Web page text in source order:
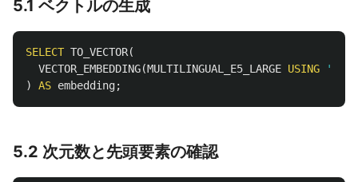
5.1 ベクトルの生成
SELECT TO_VECTOR(
VECTOR_EMBEDDING(MULTILINGUAL_E5_LARGE USING
'無詠
)
AS embedding;
5.2 次元数と先頭要素の確認